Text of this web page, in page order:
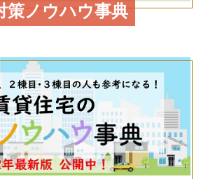
策ノウハウ事典